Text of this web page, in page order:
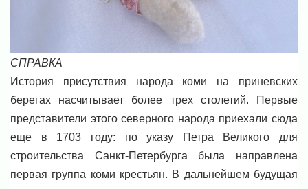
СПРАВКА
История присутствия народа коми на приневских
берегах насчитывает более трех столетий. Первые
представители этого северного народа приехали сюда
еще в 1703 году: по указу Петра Великого для
строительства Санкт-Петербурга была направлена
первая группа коми крестьян. В дальнейшем будущая